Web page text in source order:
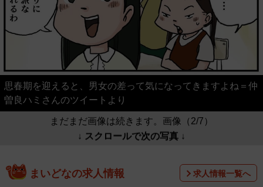
思春期を迎えると、男女の差って気になってきますよね＝仲
曽良ハミさんのツイートより
まだまだ画像は続きます。画像（2/7）
↓ スクロールで次の写真 ↓
まいどなの求人情報 求人情報一覧へ